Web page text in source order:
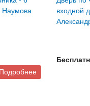
Наумова
Подробнее
входной